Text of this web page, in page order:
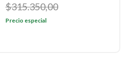
$315.350,00
Precio especial